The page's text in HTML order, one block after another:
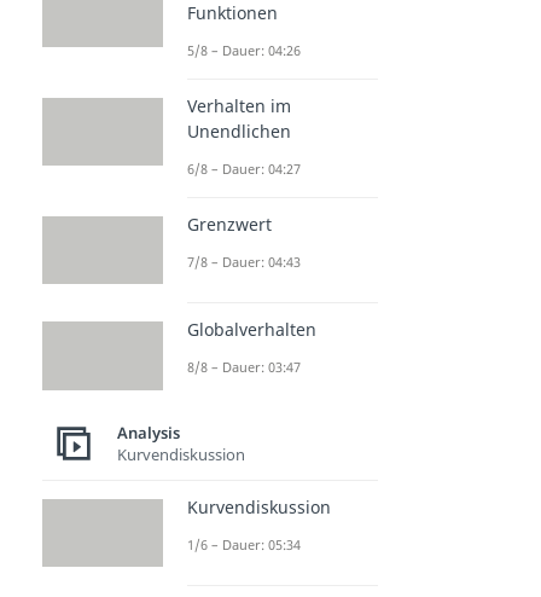
Funktionen
5/8 – Dauer: 04:26
Verhalten im
Unendlichen
6/8 – Dauer: 04:27
Grenzwert
7/8 – Dauer: 04:43
Globalverhalten
8/8 – Dauer: 03:47
Analysis
Kurvendiskussion
Kurvendiskussion
1/6 – Dauer: 05:34